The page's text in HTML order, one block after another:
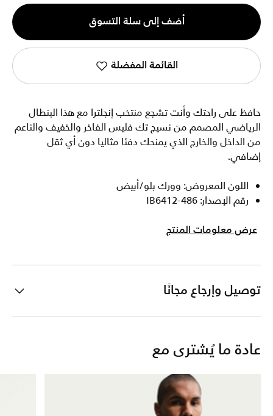
الكمية
1
أضف إلى سلة التسوق
القائمة المفضلة
حافظ على راحتك وأنت تشجع منتخب إنجلترا مع هذا البنطال
الرياضي المصمم من نسيج تك فليس الفاخر والخفيف والناعم
من الداخل والخارج الذي يمنحك دفئا مثاليا دون أي ثقل
إضافي.
اللون المعروض: وورك بلو/أبيض
رقم الإصدار: IB6412-486
عرض معلومات المنتج
توصيل وإرجاع مجانًا
عادة ما يُشترى مع